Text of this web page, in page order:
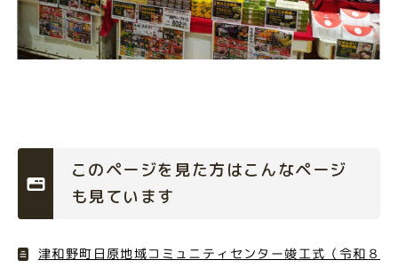
このページを見た方はこんなページ
も見ています
津和野町日原地域コミュニティセンター竣工式（令和８